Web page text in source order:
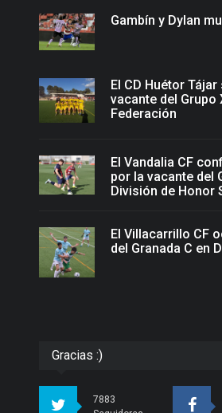
Gambín y Dylan
El CD Huétor
vacante del Grupo
Federación
El Vandalia CF
por la vacante del
División de Honor
El Villacarrillo CF
del Granada C en
Gracias :)
7883